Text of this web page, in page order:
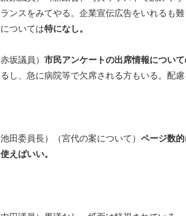
ランスをみてやる。企業宣伝広告をいれるも
については特になし。
赤坂議員） 市民アンケートの出席情報について
るし、急に病院等で欠席される方もいる。配慮
池田委員長）（宮代の案について） ページ数
使えばいい。